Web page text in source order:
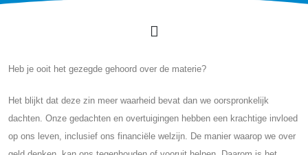
Heb je ooit het gezegde gehoord over de materie?
Het blijkt dat deze zin meer waarheid bevat dan we oorspronkelijk
dachten. Onze gedachten en overtuigingen hebben een krachtige invloed
op ons leven, inclusief ons financiële welzijn. De manier waarop we over